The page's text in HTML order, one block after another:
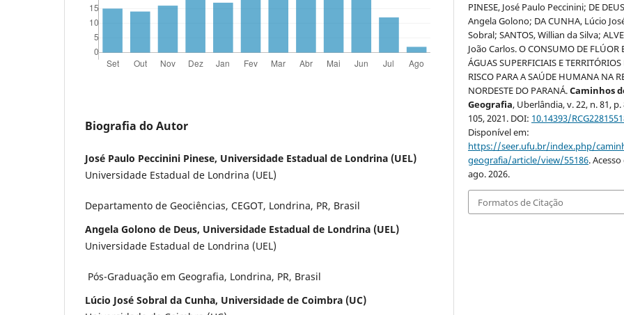
Biografia do Autor
José Paulo Peccinini Pinese, Universidade Estadual de Londrina (UEL)
Universidade Estadual de Londrina (UEL)
Departamento de Geociências, CEGOT, Londrina, PR, Brasil
Angela Golono de Deus, Universidade Estadual de Londrina (UEL)
Universidade Estadual de Londrina (UEL)
Pós-Graduação em Geografia, Londrina, PR, Brasil
Lúcio José Sobral da Cunha, Universidade de Coimbra (UC)
PINESE, José Paulo Peccinini; DE
Angela Golono; DA CUNHA, Lúcio
Sobral; SANTOS, Willian da Silva;
João Carlos. O CONSUMO DE FLÚOR
ÁGUAS SUPERFICIAIS E TERRITÓRIOS
RISCO PARA A SAÚDE HUMANA NA
NORDESTE DO PARANÁ.Caminhos
Geografia, Uberlândia, v. 22, n. 81, p.
105, 2021. DOI: 10.14393/
Disponível em:
https://seer.ufu.br/index.php/
geografia/article/view/55186.
ago. 2026.
Formatos de Citação